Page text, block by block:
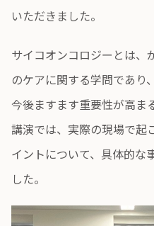
いただきました。
サイコオンコロジーとは、
のケアに関する学問であり
今後ますます重要性が高ま
講演では、実際の現場で起
イントについて、具体的な
した。